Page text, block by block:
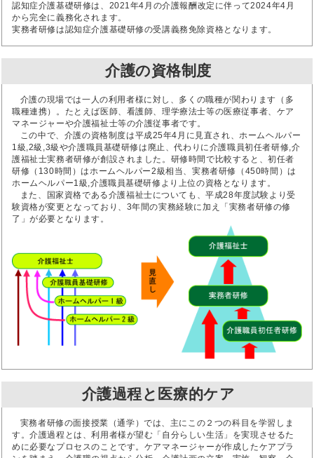
認知症介護基礎研修は、2021年4月の介護報酬改定に伴って2024年4月
から完全に義務化されます。
実務者研修は認知症介護基礎研修の受講義務免除資格となります。
介護の資格制度
介護の現場では一人の利用者様に対し、多くの職種が関わります（多
職種連携）。たとえば医師、看護師、理学療法士等の医療従事者、ケア
マネージャーや介護福祉士等の介護従事者です。
この中で、介護の資格制度は平成25年4月に見直され、ホームヘルパー
1級,2級,3級や介護職員基礎研修は廃止、代わりに介護職員初任者研修,介
護福祉士実務者研修が創設されました。研修時間で比較すると、初任者
研修（130時間）はホームヘルパー2級相当、実務者研修（450時間）は
ホームヘルパー1級,介護職員基礎研修より上位の資格となります。
また、国家資格である介護福祉士についても、平成28年度試験より受
験資格が変更となっており、3年間の実務経験に加え「実務者研修の修
了」が必要となります。
介護過程と医療的ケア
実務者研修の面接授業（通学）では、主にこの２つの科目を学習しま
す。介護過程とは、利用者様が望む「自分らしい生活」を実現させるた
めに必要なプロセスのことです。ケアマネージャーが作成したケアプラ